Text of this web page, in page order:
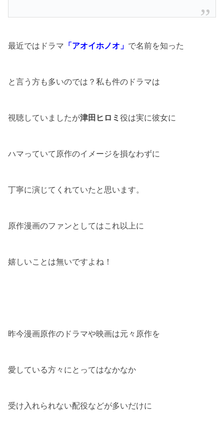
最近ではドラマ 「アオイホノオ」 で名前を知った
と言う方も多いのでは？私も件のドラマは
視聴していましたが津田ヒロミ 役は実に彼女に
ハマっていて原作のイメージを損なわずに
丁寧に演じてくれていたと思います。
原作漫画のファンとしてはこれ以上に
嬉しいことは無いですよね！
昨今漫画原作のドラマや映画は元々原作を
愛している方々にとってはなかなか
受け入れられない配役などが多いだけに